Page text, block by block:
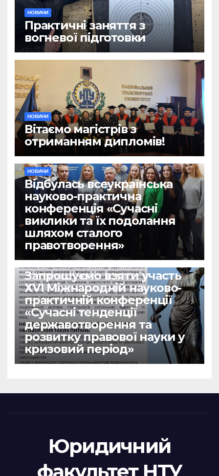
НОВИНИ
Практичні заняття з
вогневої підготовки
НОВИНИ
Вітаємо магістрів з
отриманням дипломів!
НОВИНИ
Відбулась всеукраїнська
науково-практична
конференція «Сучасні
виклики та їх подолання
шляхом сталого
правотворення»
Запрошуємо взяти участь
ХVІ Міжнародній науково-
практичній конференції
«Сучасні тенденції
державотворення та
розвитку правової науки у
кризовий період»
Юридичний